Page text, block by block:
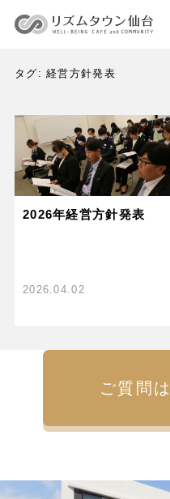
タグ:経営方針発表
2026年経営方針発表
2026.04.02
ご質問